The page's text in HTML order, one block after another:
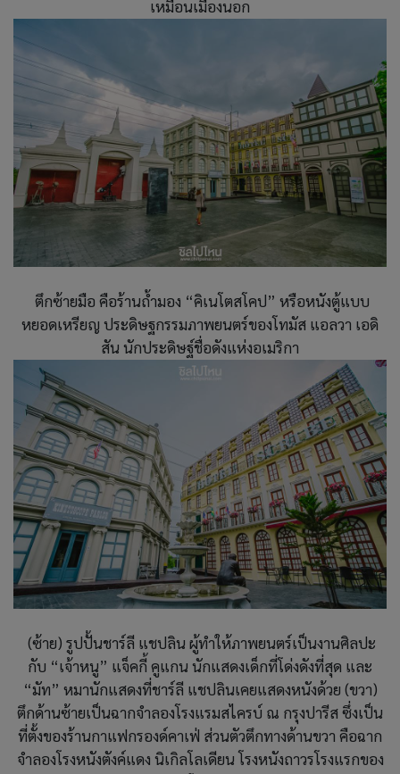
เหมือนเมืองนอก
ตึกซ้ายมือ คือร้านถ้ำมอง “คิเนโตสโคป” หรือหนังตู้แบบ
หยอดเหรียญ ประดิษฐกรรมภาพยนตร์ของโทมัส แอลวา เอดิ
สัน นักประดิษฐ์ชื่อดังแห่งอเมริกา
(ซ้าย) รูปปั้นชาร์ลี แชปลิน ผู้ทำให้ภาพยนตร์เป็นงานศิลปะ
กับ “เจ้าหนู” แจ็คกี้ คูแกน นักแสดงเด็กที่โด่งดังที่สุด และ
“มัท” หมานักแสดงที่ชาร์ลี แชปลินเคยแสดงหนังด้วย (ขวา)
ตึกด้านซ้ายเป็นฉากจำลองโรงแรมสไครบ์ ณ กรุงปารีส ซึ่งเป็น
ที่ตั้งของร้านกาแฟกรองด์คาเฟ่ ส่วนตัวตึกทางด้านขวา คือฉาก
จำลองโรงหนังตังค์แดง นิเกิลโลเดียน โรงหนังถาวรโรงแรกของ